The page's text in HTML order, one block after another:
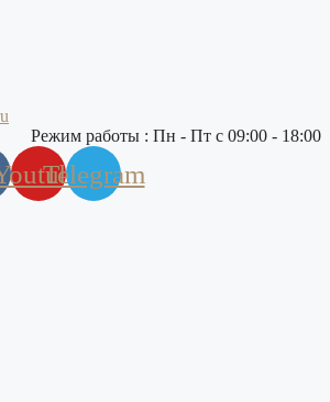
Режим работы : Пн - Пт с 09:00 - 18:00
Telegram